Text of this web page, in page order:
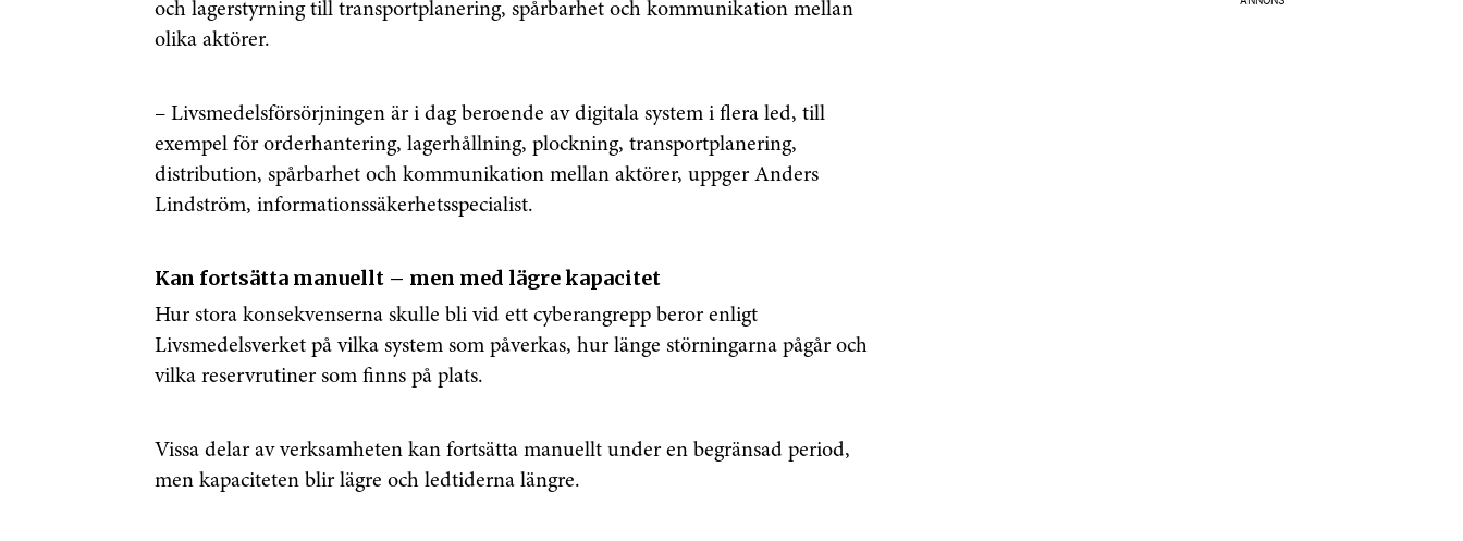
och lagerstyrning till transportplanering, spårbarhet och kommunikation mellan
olika aktörer.
– Livsmedelsförsörjningen är i dag beroende av digitala system i flera led, till
exempel för orderhantering, lagerhållning, plockning, transportplanering,
distribution, spårbarhet och kommunikation mellan aktörer, uppger Anders
Lindström, informationssäkerhetsspecialist.
Kan fortsätta manuellt – men med lägre kapacitet
Hur stora konsekvenserna skulle bli vid ett cyberangrepp beror enligt
Livsmedelsverket på vilka system som påverkas, hur länge störningarna pågår och
vilka reservrutiner som finns på plats.
Vissa delar av verksamheten kan fortsätta manuellt under en begränsad period,
men kapaciteten blir lägre och ledtiderna längre.